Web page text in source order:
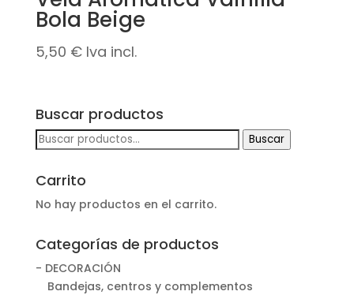
Bola Beige
5,50 € Iva incl.
Buscar productos
Buscar
por:
Buscar
Carrito
No hay productos en el carrito.
Categorías de productos
- DECORACIÓN
Bandejas, centros y complementos